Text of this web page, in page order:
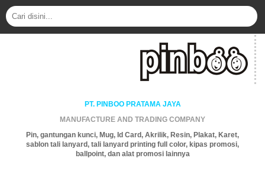
PT. PINBOO PRATAMA JAYA
MANUFACTURE AND TRADING COMPANY
Pin, gantungan kunci, Mug, Id Card, Akrilik, Resin, Plakat, Karet,
sablon tali lanyard, tali lanyard printing full color, kipas promosi,
ballpoint, dan alat promosi lainnya